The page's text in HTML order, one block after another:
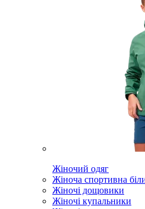
Жіночий одяг
Жіноча спортивна
Жіночі дощовики
Жіночі купальники